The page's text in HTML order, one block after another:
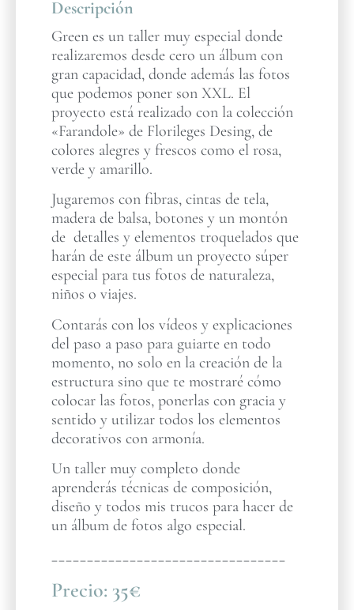
Descripción
Green es un taller muy especial donde
realizaremos desde cero un álbum con
gran capacidad, donde además las fotos
que podemos poner son XXL. El
proyecto está realizado con la colección
«Farandole» de Florileges Desing, de
colores alegres y frescos como el rosa,
verde y amarillo.
Jugaremos con fibras, cintas de tela,
madera de balsa, botones y un montón
de detalles y elementos troquelados que
harán de este álbum un proyecto súper
especial para tus fotos de naturaleza,
niños o viajes.
Contarás con los vídeos y explicaciones
del paso a paso para guiarte en todo
momento, no solo en la creación de la
estructura sino que te mostraré cómo
colocar las fotos, ponerlas con gracia y
sentido y utilizar todos los elementos
decorativos con armonía.
Un taller muy completo donde
aprenderás técnicas de composición,
diseño y todos mis trucos para hacer de
un álbum de fotos algo especial.
_________________________________
Precio: 35€